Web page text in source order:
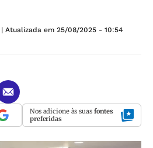
| Atualizada em 25/08/2025 - 10:54
Nos adicione às suas fontes
preferidas